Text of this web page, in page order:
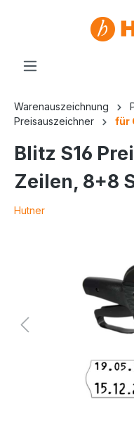
Warenauszeichnung
Preisauszeichner
für
Blitz S16
Zeilen, 8+8
Hutner